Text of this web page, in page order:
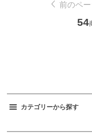
前のペー
54
カテゴリーから探す